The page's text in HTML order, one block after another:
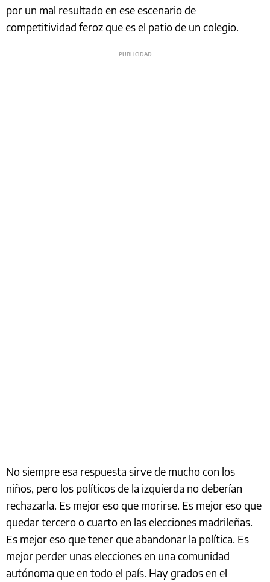
por un mal resultado en ese escenario de
competitividad feroz que es el patio de un colegio.
No siempre esa respuesta sirve de mucho con los
niños, pero los políticos de la izquierda no deberían
rechazarla. Es mejor eso que morirse. Es mejor eso que
quedar tercero o cuarto en las elecciones madrileñas.
Es mejor eso que tener que abandonar la política. Es
mejor perder unas elecciones en una comunidad
autónoma que en todo el país. Hay grados en el